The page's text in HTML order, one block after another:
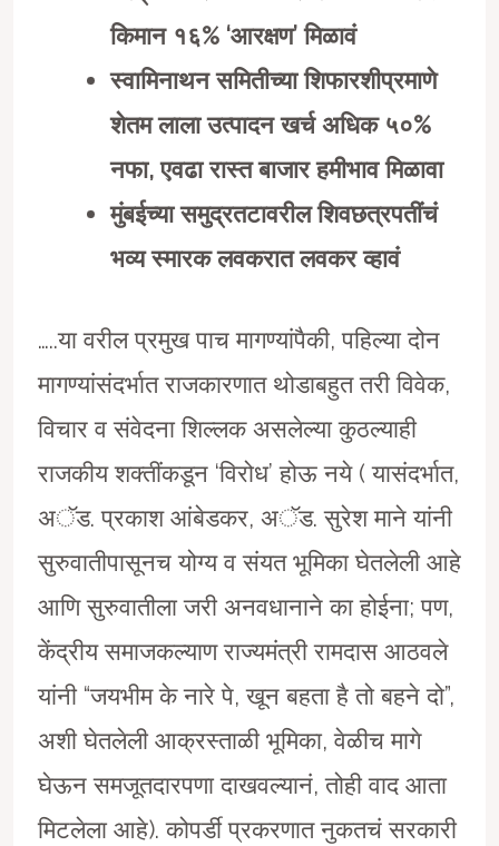
किमान १६% ‘आरक्षण’मिळावं
स्वामिनाथन समितीच्या शिफारशीप्रमाणे
शेतम लाला उत्पादन खर्च अधिक ५०%
नफा,एवढा रास्त बाजार हमीभाव मिळावा
मुंबईच्या समुद्रतटावरील शिवछत्रपतींचं
भव्य स्मारक लवकरात लवकर व्हावं
…..या वरील प्रमुख पाच मागण्यांपैकी, पहिल्या दोन
मागण्यांसंदर्भात राजकारणात थोडाबहुत तरी विवेक,
विचार व संवेदना शिल्लक असलेल्या कुठल्याही
राजकीय शक्तींकडून ‘विरोध’ होऊ नये ( यासंदर्भात,
अॅड. प्रकाश आंबेडकर, अॅड. सुरेश माने यांनी
सुरुवातीपासूनच योग्य व संयत भूमिका घेतलेली आहे
आणि सुरुवातीला जरी अनवधानाने का होईना; पण,
केंद्रीय समाजकल्याण राज्यमंत्री रामदास आठवले
यांनी “जयभीम के नारे पे, खून बहता है तो बहने दो”,
अशी घेतलेली आक्रस्ताळी भूमिका, वेळीच मागे
घेऊन समजूतदारपणा दाखवल्यानं, तोही वाद आता
मिटलेला आहे). कोपर्डी प्रकरणात नुकतचं सरकारी